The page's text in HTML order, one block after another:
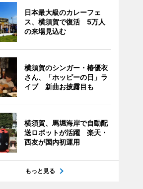
日本最大級のカレーフェ
ス、横須賀で復活 5万人
の来場見込む
横須賀のシンガー・椿優衣
さん、「ホッピーの日」ラ
イブ 新曲お披露目も
横須賀、馬堀海岸で自動配
送ロボットが活躍 楽天・
西友が国内初運用
もっと見る